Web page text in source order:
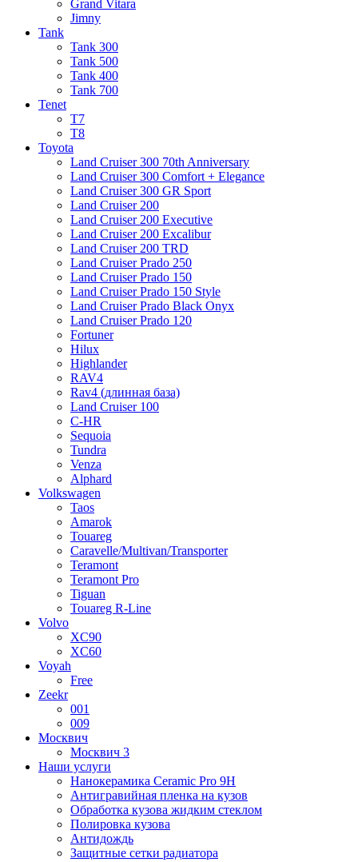
Grand Vitara
Jimny
Tank
Tank 300
Tank 500
Tank 400
Tank 700
Tenet
T7
T8
Toyota
Land Cruiser 300 70th Anniversary
Land Cruiser 300 Comfort + Elegance
Land Cruiser 300 GR Sport
Land Cruiser 200
Land Cruiser 200 Executive
Land Cruiser 200 Excalibur
Land Cruiser 200 TRD
Land Cruiser Prado 250
Land Cruiser Prado 150
Land Cruiser Prado 150 Style
Land Cruiser Prado Black Onyx
Land Cruiser Prado 120
Fortuner
Hilux
Highlander
RAV4
Rav4 (длинная база)
Land Cruiser 100
C-HR
Sequoia
Tundra
Venza
Alphard
Volkswagen
Taos
Amarok
Touareg
Caravelle/Multivan/Transporter
Teramont
Teramont Pro
Tiguan
Touareg R-Line
Volvo
XC90
XC60
Voyah
Free
Zeekr
001
009
Москвич
Москвич 3
Наши услуги
Нанокерамика Ceramic Pro 9H
Антигравийная пленка на кузов
Обработка кузова жидким стеклом
Полировка кузова
Антидождь
Защитные сетки радиатора